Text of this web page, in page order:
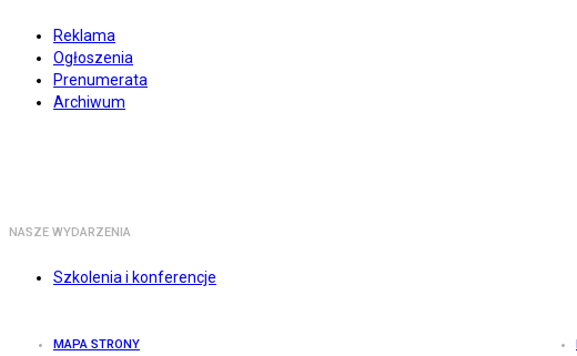
Reklama
Ogłoszenia
Prenumerata
Archiwum
NASZE WYDARZENIA
Szkolenia i konferencje
MAPA STRONY